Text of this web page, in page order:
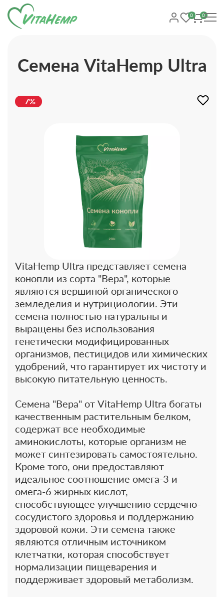
0 0
Cемена VitaHemp Ultra
-7%
VitaHemp Ultra представляет семена
конопли из сорта "Вера", которые
являются вершиной органического
земледелия и нутрициологии. Эти
семена полностью натуральны и
выращены без использования
генетически модифицированных
организмов, пестицидов или химических
удобрений, что гарантирует их чистоту и
высокую питательную ценность.
Семена "Вера" от VitaHemp Ultra богаты
качественным растительным белком,
содержат все необходимые
аминокислоты, которые организм не
может синтезировать самостоятельно.
Кроме того, они предоставляют
идеальное соотношение омега-3 и
омега-6 жирных кислот,
способствующее улучшению сердечно-
сосудистого здоровья и поддержанию
здоровой кожи. Эти семена также
являются отличным источником
клетчатки, которая способствует
нормализации пищеварения и
поддерживает здоровый метаболизм.